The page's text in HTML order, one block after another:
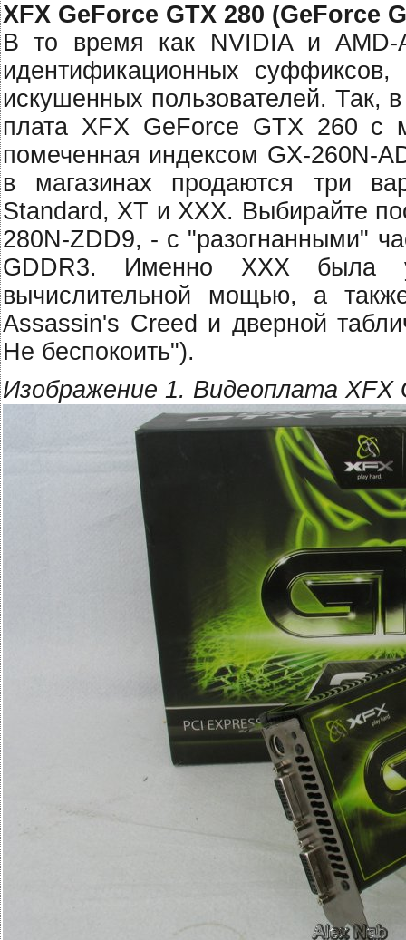
XFX GeForce GTX 280 (GeForce
В то время как NVIDIA и AMD-
идентификационных
искушенных пользователей.
плата XFX GeForce GTX 260 с
помеченная индексом GX-260N-
в магазинах продаются три
Standard, XT и XXX. Выбирайте
280N-ZDD9, - с "разогнанными"
GDDR3. Именно XXX была
вычислительной мощью, а
Assassin's Creed и дверной
Не беспокоить").
Изображение 1. Видеоплата XFX